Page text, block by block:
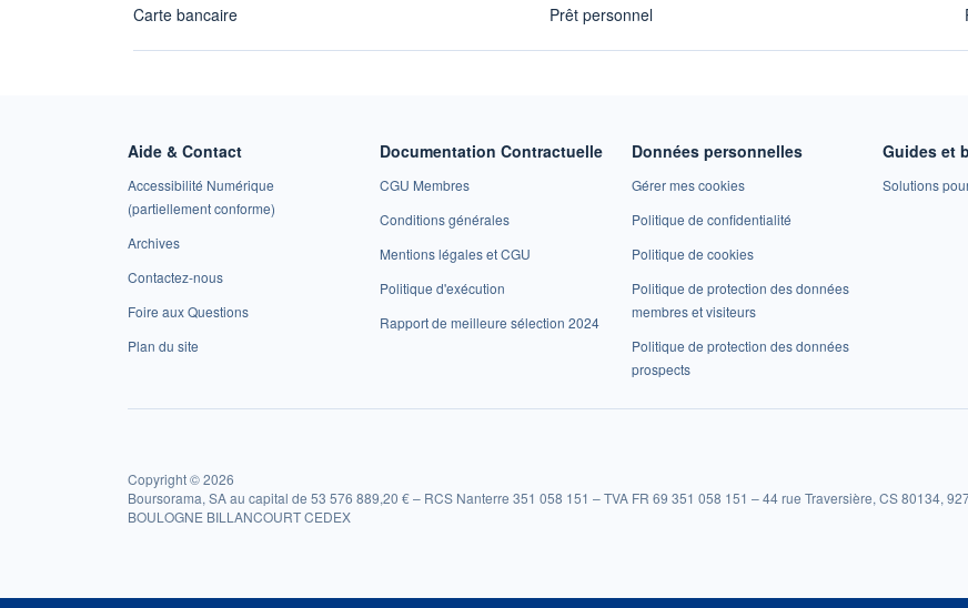
Carte bancaire
Prêt personnel
Aide & Contact
Accessibilité Numérique
(partiellement conforme)
Archives
Contactez-nous
Foire aux Questions
Plan du site
Documentation Contractuelle
CGU Membres
Conditions générales
Mentions légales et CGU
Politique d'exécution
Rapport de meilleure sélection 2024
Données personnelles
Gérer mes cookies
Politique de confidentialité
Politique de cookies
Politique de protection des données
membres et visiteurs
Politique de protection des données
prospects
Guides et
Solutions
Copyright © 2026
Boursorama, SA au capital de 53 576 889,20 € – RCS Nanterre 351 058 151 – TVA FR 69 351 058 151 – 44 rue Traversière, CS 80134,
BOULOGNE BILLANCOURT CEDEX